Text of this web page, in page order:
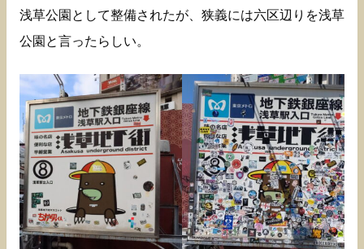
浅草公園として整備されたが、狭義には六区辺りを浅草
公園と言ったらしい。